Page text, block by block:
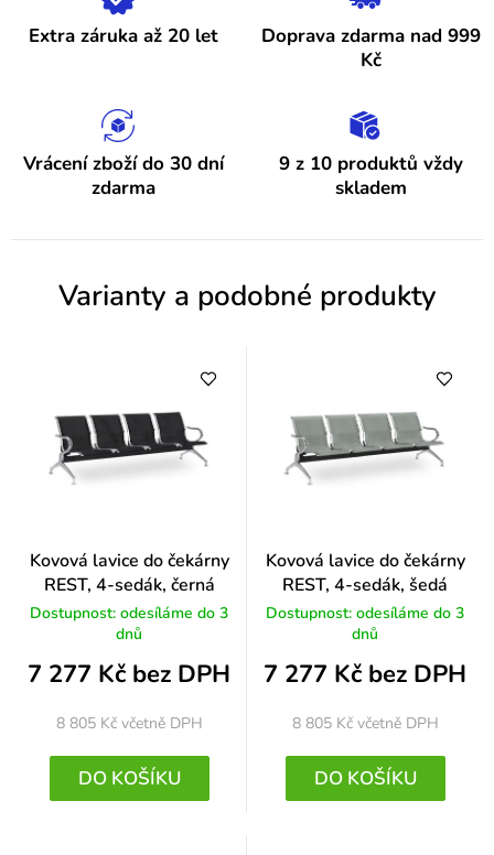
h
o
e
Extra záruka až 20 let
Doprava zdarma nad 999
Kč
Vrácení zboží do 30 dní
zdarma
9 z 10 produktů vždy
skladem
Varianty a podobné produkty
Kovová lavice do čekárny
REST, 4-sedák, černá
Dostupnost: odesíláme do 3
dnů
7 277 Kč bez DPH
8 805 Kč včetně DPH
DO KOŠÍKU
Kovová lavice do čekárny
REST, 4-sedák, šedá
Dostupnost: odesíláme do 3
dnů
7 277 Kč bez DPH
8 805 Kč včetně DPH
DO KOŠÍKU